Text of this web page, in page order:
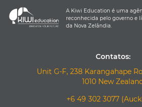
A Kiwi Education é uma
reconhecida pelo governo e
da Nova Zelândia.
Contatos:
Unit G-F, 238 Karangahape
1010 New
+6 49 302 3077